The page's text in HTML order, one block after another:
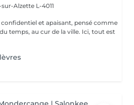
sur-Alzette L-4011
et apaisant, pensé comme
temps, au cur de la ville. Ici, tout est